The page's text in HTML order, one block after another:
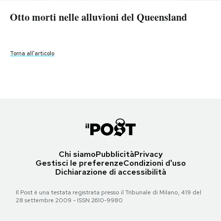
PODCAST
NEWSLETTER
CALENDARIO
Area Personale
Otto morti nelle alluvioni del Queensland
Torna all'articolo
Chi siamoPubblicitàPrivacy
Gestisci le preferenzeCondizioni d'uso
Dichiarazione di accessibilità
Il Post è una testata registrata presso il Tribunale di Milano, 419 del
28 settembre 2009 - ISSN 2610-9980